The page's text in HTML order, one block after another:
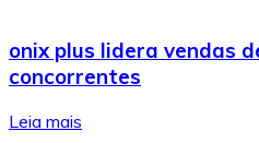
onix plus lidera vendas
concorrentes
Leia mais